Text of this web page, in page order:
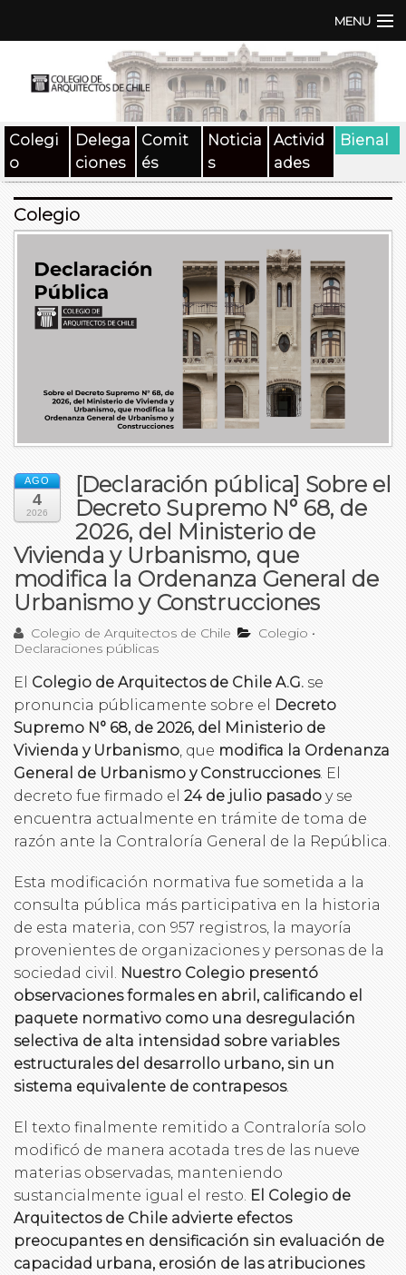
MENU
Documentos
SAT
Beneficios
Medios
Buscar:
Colegi
o
Delega
ciones
Comit
és
Noticia
s
Activid
ades
Bienal
Colegio
AGO
4
2026
[Declaración pública] Sobre el
Decreto Supremo N° 68, de
2026, del Ministerio de
Vivienda y Urbanismo, que
modifica la Ordenanza General de
Urbanismo y Construcciones
Colegio de Arquitectos de Chile Colegio •
Declaraciones públicas
El Colegio de Arquitectos de Chile A.G. se
pronuncia públicamente sobre el
Decreto
Supremo N° 68, de 2026, del Ministerio de
Vivienda y Urbanismo, que modifica la Ordenanza
General de Urbanismo y Construcciones. El
decreto fue firmado el 24 de julio pasado y se
encuentra actualmente en trámite de toma de
razón ante la Contraloría General de la República.
Esta modificación normativa fue sometida a la
consulta pública más participativa en la historia
de esta materia, con 957 registros, la mayoría
provenientes de organizaciones y personas de la
sociedad civil. Nuestro Colegio presentó
observaciones formales en abril, calificando el
paquete normativo como una desregulación
selectiva de alta intensidad sobre variables
estructurales del desarrollo urbano, sin un
sistema equivalente de contrapesos.
El texto finalmente remitido a Contraloría solo
modificó de manera acotada tres de las nueve
materias observadas, manteniendo
sustancialmente igual el resto. El Colegio de
Arquitectos de Chile advierte efectos
preocupantes en densificación sin evaluación de
capacidad urbana, erosión de las atribuciones